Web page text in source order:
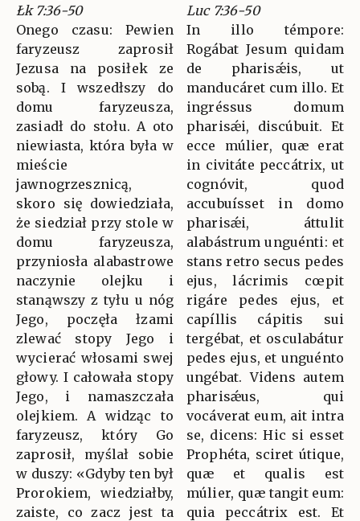
Łk 7:36-50
Onego czasu: Pewien
faryzeusz zaprosił
Jezusa na posiłek ze
sobą. I wszedłszy do
domu faryzeusza,
zasiadł do stołu. A oto
niewiasta, która była w
mieście
jawnogrzesznicą,
skoro się dowiedziała,
że siedział przy stole w
domu faryzeusza,
przyniosła alabastrowe
naczynie olejku i
stanąwszy z tyłu u nóg
Jego, poczęła łzami
zlewać stopy Jego i
wycierać włosami swej
głowy. I całowała stopy
Jego, i namaszczała
olejkiem. A widząc to
faryzeusz, który Go
zaprosił, myślał sobie
w duszy: «Gdyby ten był
Prorokiem, wiedziałby,
zaiste, co zacz jest ta
Luc 7:36-50
In illo témpore:
Rogábat Jesum quidam
de pharisǽis, ut
manducáret cum illo. Et
ingréssus domum
pharisǽi, discúbuit. Et
ecce múlier, quæ erat
in civitáte peccátrix, ut
cognóvit, quod
accubuísset in domo
pharisǽi, áttulit
alabástrum unguénti: et
stans retro secus pedes
ejus, lácrimis cœpit
rigáre pedes ejus, et
capíllis cápitis sui
tergébat, et osculabátur
pedes ejus, et unguénto
ungébat. Videns autem
pharisǽus, qui
vocáverat eum, ait intra
se, dicens: Hic si esset
Prophéta, sciret útique,
quæ et qualis est
múlier, quæ tangit eum:
quia peccátrix est. Et